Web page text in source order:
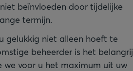
beïnvloeden door tijdelijke
termijn.
gelukkig niet alleen hoeft te
beheerder is het
we voor u het maximum uit uw